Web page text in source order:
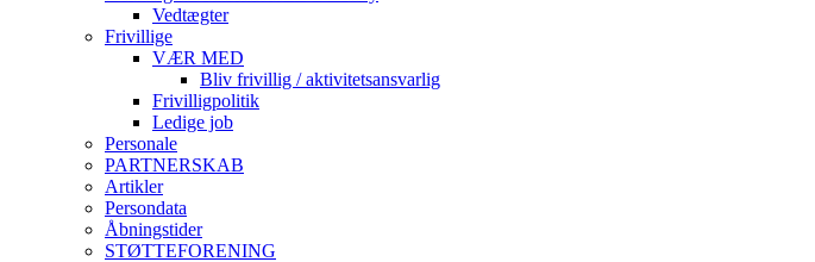
Vedtægter
Frivillige
VÆR MED
Bliv frivillig / aktivitetsansvarlig
Frivilligpolitik
Ledige job
Personale
PARTNERSKAB
Artikler
Persondata
Åbningstider
STØTTEFORENING